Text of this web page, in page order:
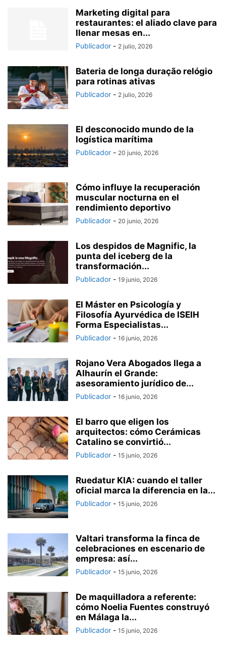
Marketing digital para
restaurantes: el aliado clave para
llenar mesas en...
Publicador - 2 julio, 2026
Bateria de longa duração relógio
para rotinas ativas
Publicador - 2 julio, 2026
El desconocido mundo de la
logística marítima
Publicador - 20 junio, 2026
Cómo influye la recuperación
muscular nocturna en el
rendimiento deportivo
Publicador - 20 junio, 2026
Los despidos de Magnific, la
punta del iceberg de la
transformación...
Publicador - 19 junio, 2026
El Máster en Psicología y
Filosofía Ayurvédica de ISEIH
Forma Especialistas...
Publicador - 16 junio, 2026
Rojano Vera Abogados llega a
Alhaurín el Grande:
asesoramiento jurídico de...
Publicador - 16 junio, 2026
El barro que eligen los
arquitectos: cómo Cerámicas
Catalino se convirtió...
Publicador - 15 junio, 2026
Ruedatur KIA: cuando el taller
oficial marca la diferencia en la...
Publicador - 15 junio, 2026
Valtari transforma la finca de
celebraciones en escenario de
empresa: así...
Publicador - 15 junio, 2026
De maquilladora a referente:
cómo Noelia Fuentes construyó
en Málaga la...
Publicador - 15 junio, 2026